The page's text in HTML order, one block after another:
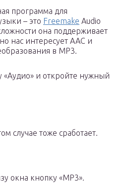
программа для
– это Freemake Audio
она поддерживает
нас интересует AAC и
в MP3.
«Аудио» и откройте нужный
случае тоже сработает.
окна кнопку «MP3».